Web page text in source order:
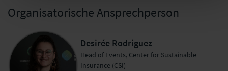
Organisatorische Ansprechperson
Desirée Rodriguez
Head of Events, Center for Sustainable
Insurance (CSI)